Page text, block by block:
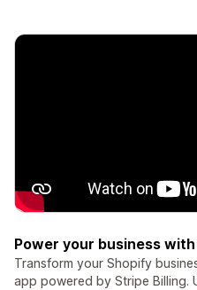
Power your business
Transform your Shopify
app powered by Stripe Billing.